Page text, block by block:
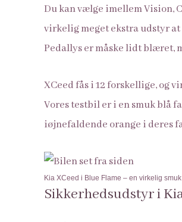
Du kan vælge imellem Vision,
virkelig meget ekstra udstyr at
Pedallys er måske lidt blæret,
XCeed fås i 12 forskellige, og
Vores testbil er i en smuk blå
iøjnefaldende orange i deres
Kia XCeed i Blue Flame – en virkelig
Sikkerhedsudstyr i